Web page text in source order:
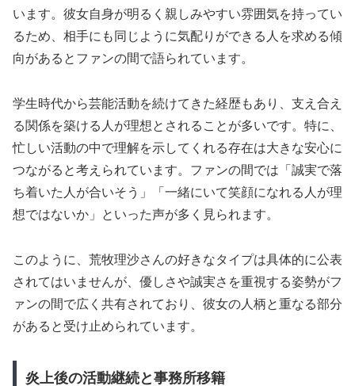
います。彼女自身が明るく親しみやすい雰囲気を持ってい
るため、相手にも同じように気配りができる人を求める傾
向があるとファンの間で語られています。
学生時代から芸能活動を続けてきた経歴もあり、支え合え
る関係を築ける人が理想とされることが多いです。特に、
忙しい活動の中で理解を示してくれる存在は大きな安心に
つながると考えられています。ファンの間では「誠実で落
ち着いた人が合いそう」「一緒にいて笑顔になれる人が理
想ではないか」といった声が多く見られます。
このように、荒牧理沙さんの好きなタイプは具体的に公表
されてはいませんが、優しさや誠実さを重視する姿勢がフ
ァンの間で広く共有されており、彼女の人柄と重なる部分
があると受け止められています。
炎上後の活動継続と事務所移籍